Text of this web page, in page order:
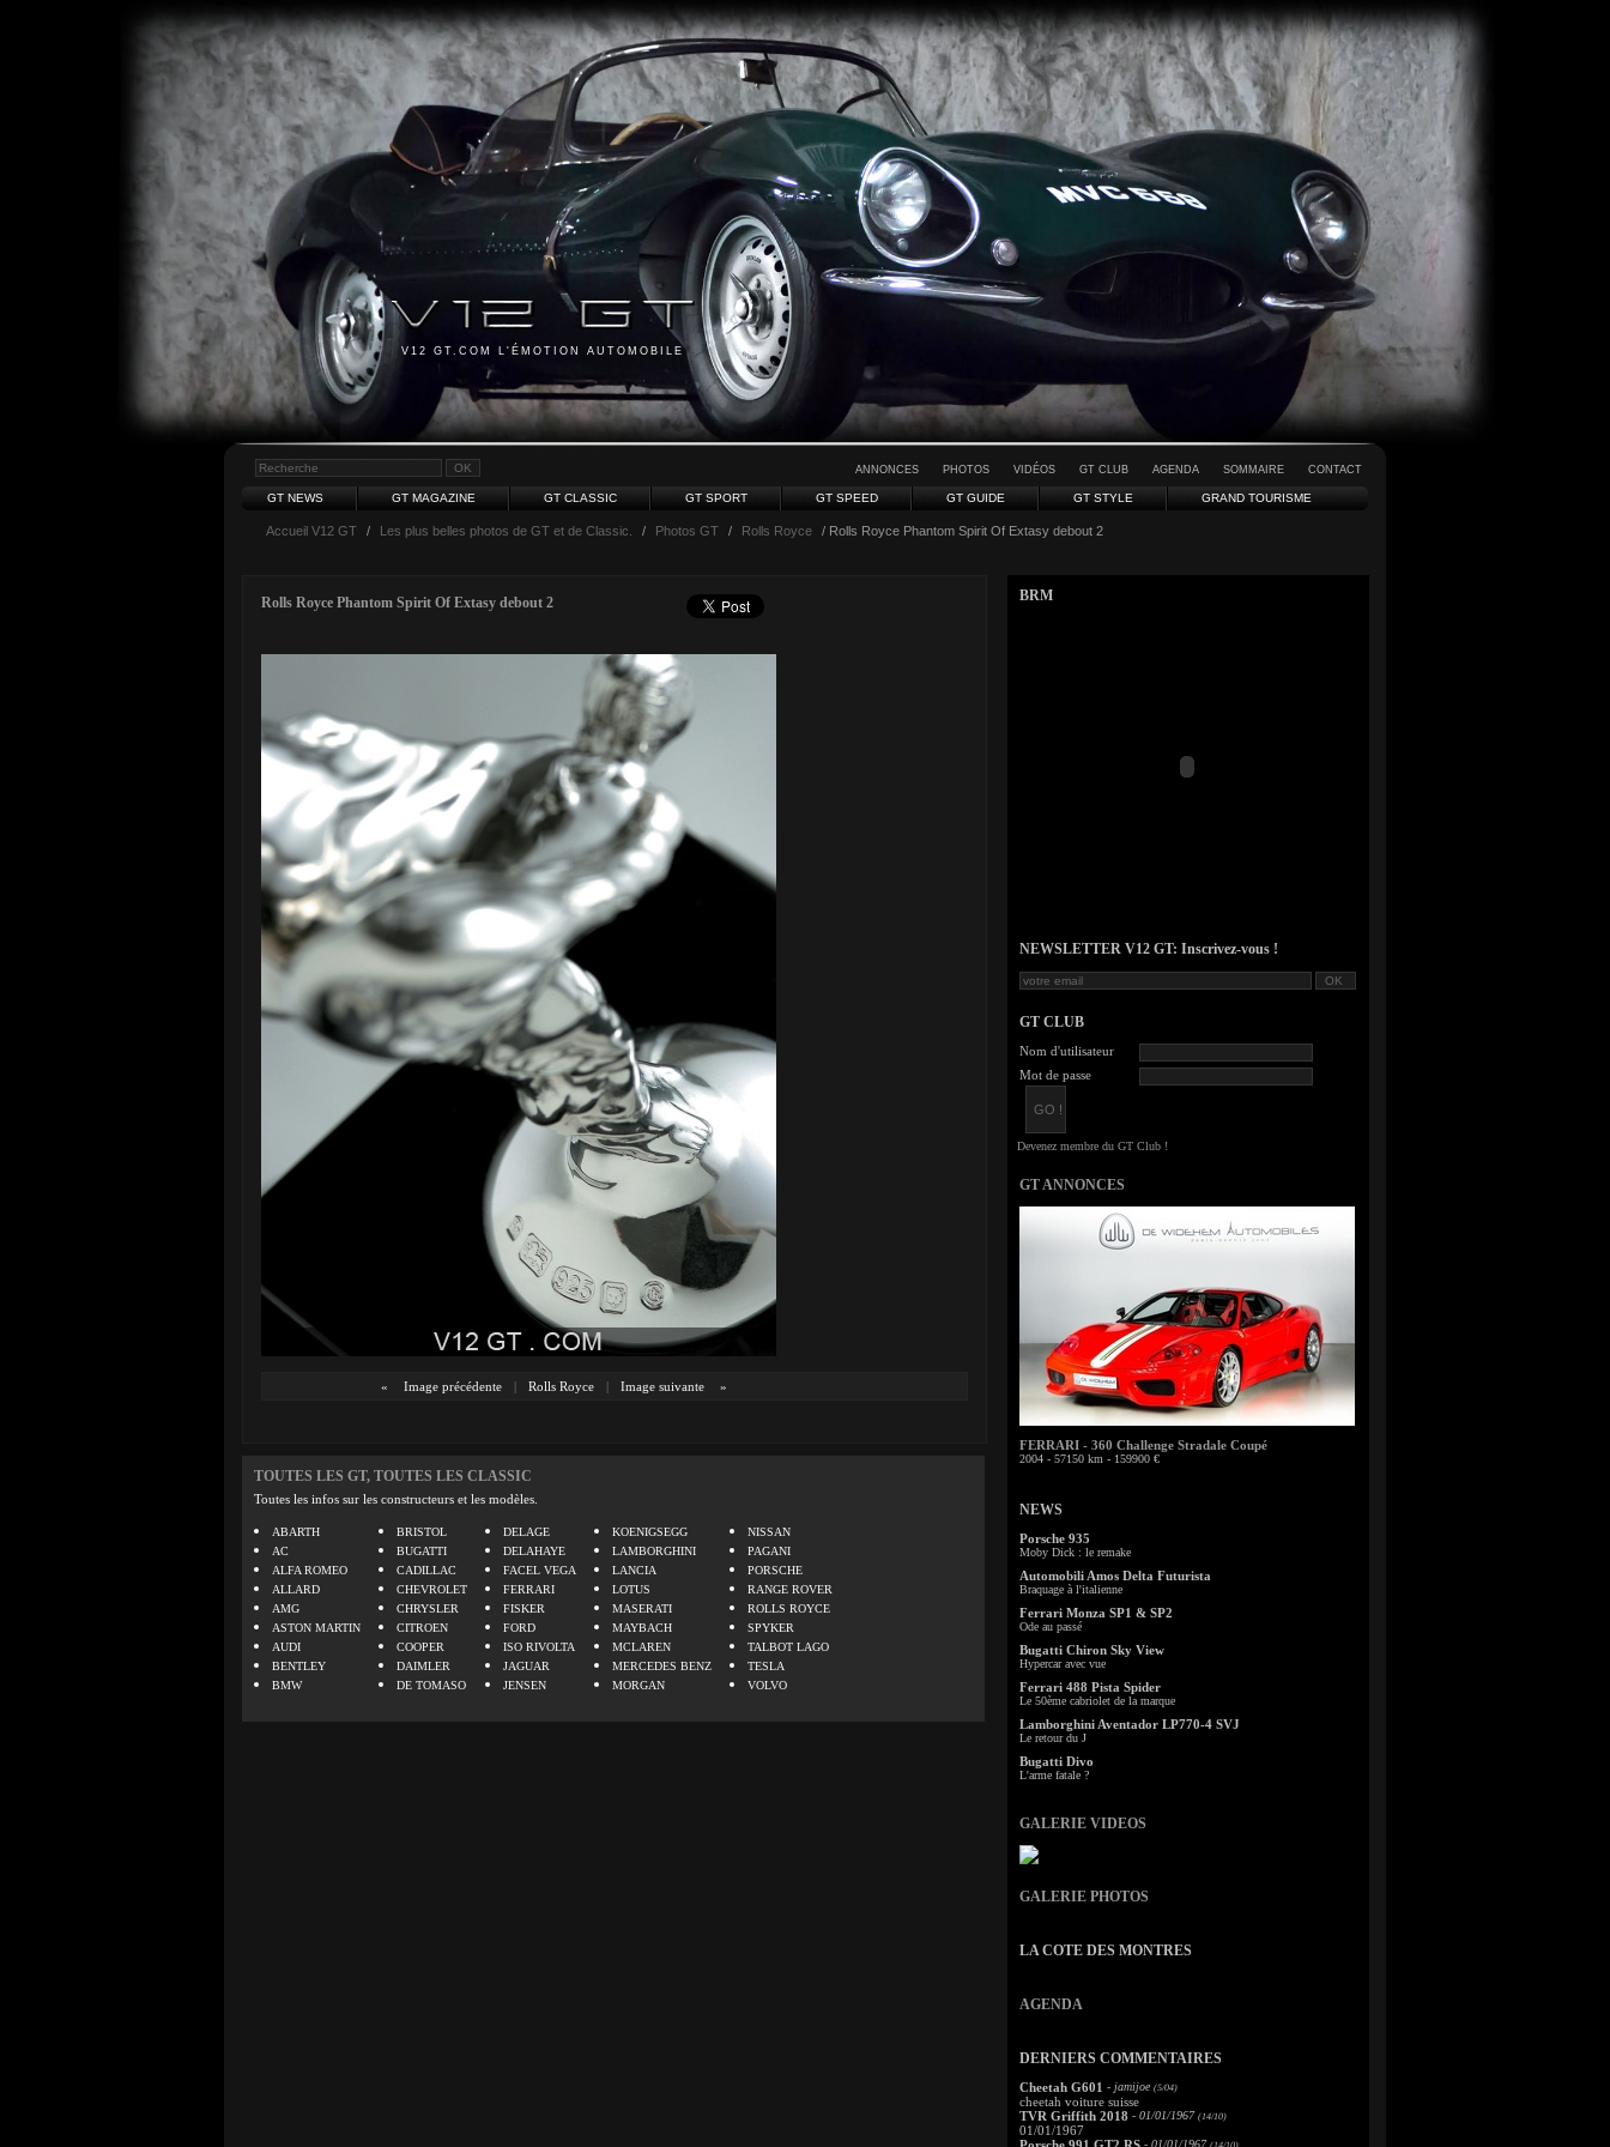
V12 GT.COM L'ÉMOTION AUTOMOBILE
ANNONCES PHOTOS VIDÉOS GT CLUB AGENDA SOMMAIRE CONTACT
GT NEWS GT MAGAZINE GT CLASSIC GT SPORT GT SPEED GT GUIDE GT STYLE GRAND TOURISME
Accueil V12 GT / Les plus belles photos de GT et de Classic. / Photos GT / Rolls Royce / Rolls Royce Phantom Spirit Of Extasy debout 2
Rolls Royce Phantom Spirit Of Extasy debout 2
« Image précédente | Rolls Royce | Image suivante »
TOUTES LES GT, TOUTES LES CLASSIC
Toutes les infos sur les constructeurs et les modèles.
ABARTH
AC
ALFA ROMEO
ALLARD
AMG
ASTON MARTIN
AUDI
BENTLEY
BMW
BRISTOL
BUGATTI
CADILLAC
CHEVROLET
CHRYSLER
CITROEN
COOPER
DAIMLER
DE TOMASO
DELAGE
DELAHAYE
FACEL VEGA
FERRARI
FISKER
FORD
ISO RIVOLTA
JAGUAR
JENSEN
KOENIGSEGG
LAMBORGHINI
LANCIA
LOTUS
MASERATI
MAYBACH
MCLAREN
MERCEDES BENZ
MORGAN
NISSAN
PAGANI
PORSCHE
RANGE ROVER
ROLLS ROYCE
SPYKER
TALBOT LAGO
TESLA
VOLVO
BRM
NEWSLETTER V12 GT: Inscrivez-vous !
GT CLUB
Nom d'utilisateur
Mot de passe
GT ANNONCES
FERRARI - 360 Challenge Stradale Coupé
2004 - 57150 km - 159900 €
NEWS
Porsche 935
Moby Dick : le remake
Automobili Amos Delta Futurista
Braquage à l'italienne
Ferrari Monza SP1 & SP2
Ode au passé
Bugatti Chiron Sky View
Hypercar avec vue
Ferrari 488 Pista Spider
Le 50ème cabriolet de la marque
Lamborghini Aventador LP770-4 SVJ
Le retour du J
Bugatti Divo
L'arme fatale ?
GALERIE VIDEOS
GALERIE PHOTOS
LA COTE DES MONTRES
AGENDA
DERNIERS COMMENTAIRES
Cheetah G601 - jamijoe (5/04)
cheetah voiture suisse
TVR Griffith 2018 - 01/01/1967 (14/10)
01/01/1967
- 01/01/1967